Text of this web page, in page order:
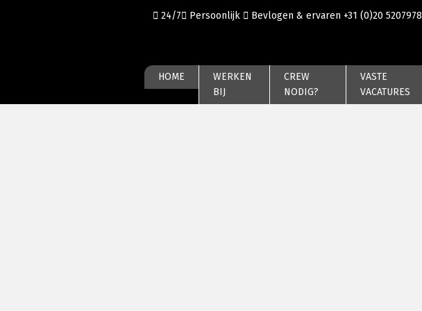
24/7 Persoonlijk Bevlogen & ervaren +31 (0)20 5207978
HOME
WERKEN
BIJ
CREW
NODIG?
VASTE
VACATURES